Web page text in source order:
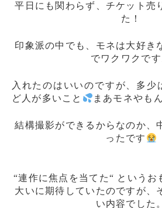
平日にも関わらず、チケット売
た！
印象派の中でも、モネは大好き
でワクワクです
入れたのはいいのですが、多少
ど人が多いこと
まあモネやも
結構撮影ができるからなのか、
ったです
“連作に焦点を当てた“ というお
大いに期待していたのですが、
い内容でした。